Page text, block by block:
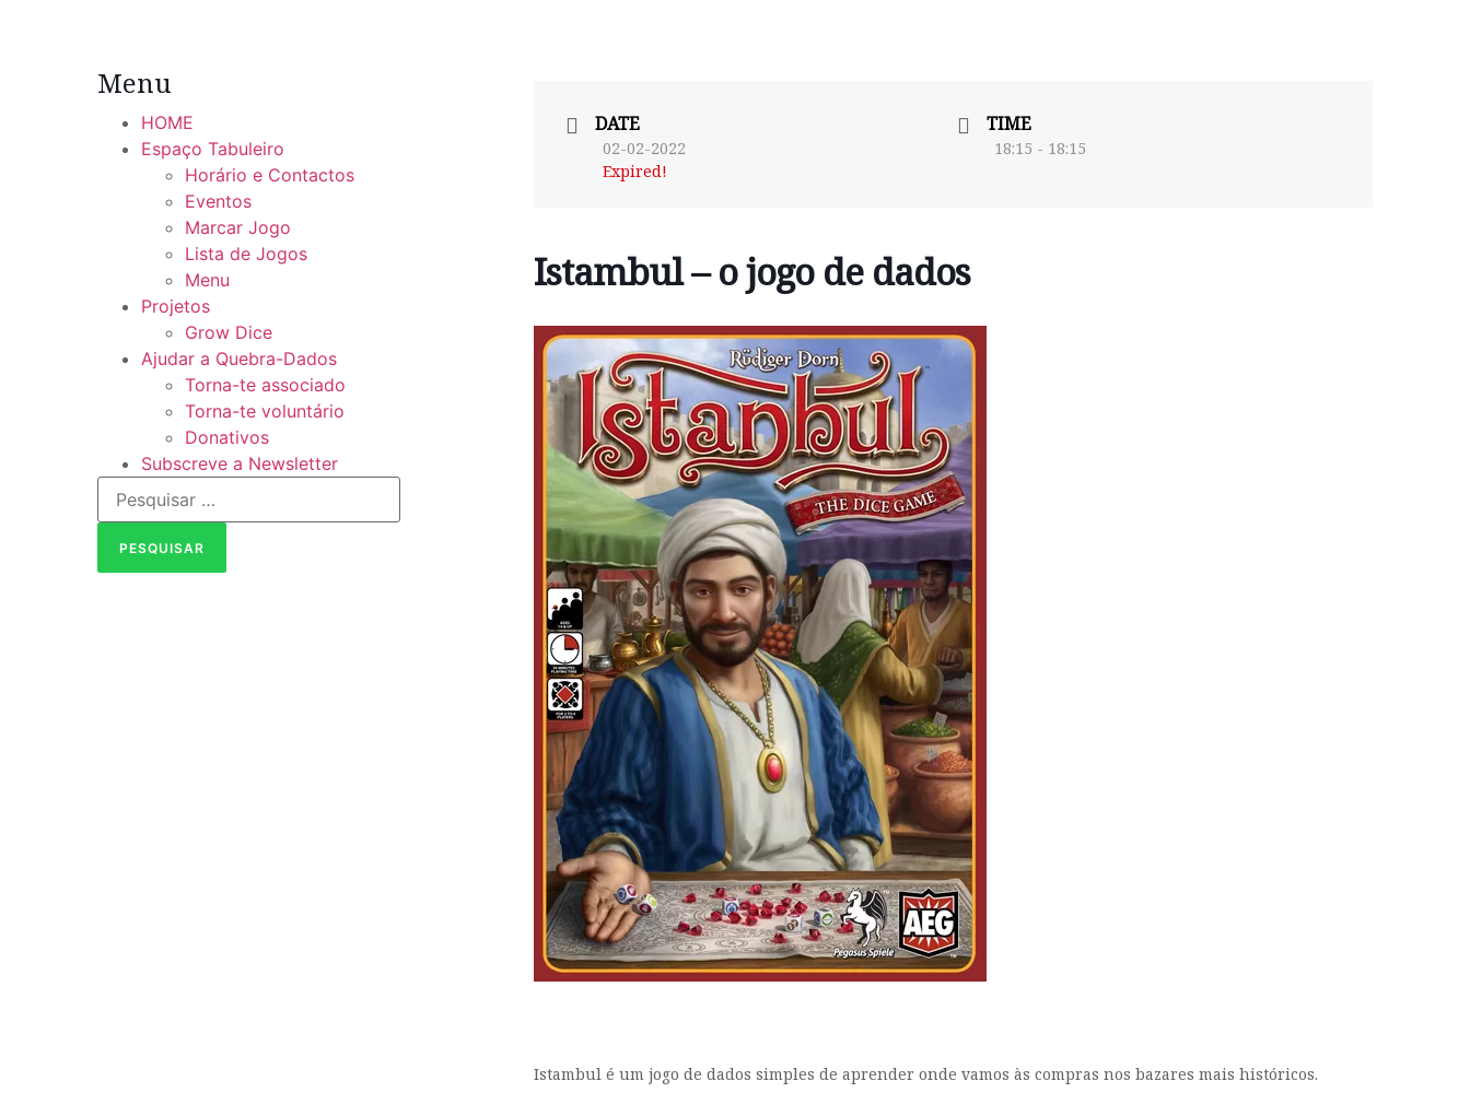
Menu
HOME
Espaço Tabuleiro
Horário e Contactos
Eventos
Marcar Jogo
Lista de Jogos
Menu
Projetos
Grow Dice
Ajudar a Quebra-Dados
Torna-te associado
Torna-te voluntário
Donativos
Subscreve a Newsletter
DATE
02-02-2022
Expired!
TIME
18:15 - 18:15
Istambul – o jogo de dados
Istambul é um jogo de dados simples de aprender onde vamos às compras nos bazares mais históricos.